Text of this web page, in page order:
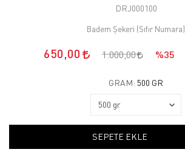
DRJ000100
Badem Şekeri (Sıfır Numara)
650,00 1.000,00 %35
GRAM: 500 GR
SEPETE EKLE